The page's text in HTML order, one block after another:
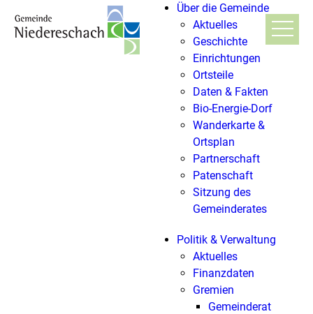
Über die Gemeinde
Aktuelles
Geschichte
Einrichtungen
Ortsteile
Daten & Fakten
Bio-Energie-Dorf
Wanderkarte &
Ortsplan
Partnerschaft
Patenschaft
Sitzung des
Gemeinderates
Politik & Verwaltung
Aktuelles
Finanzdaten
Gremien
Gemeinderat